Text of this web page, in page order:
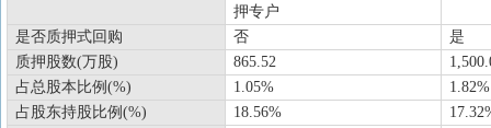
2026-06-19
根据《投资合同》约定,国开发展基
亿元,公司出资1.2亿元,持股比例为
购国开发展基金持有的柳州公司股权
向国开发展基金支付回购价款0.51亿
押专户
是否质押式回购 否
是
质押股数(万股)
865.52
占总股本比例(%)
1.05%
1.82%
占股东持股比例(%)
18.56%